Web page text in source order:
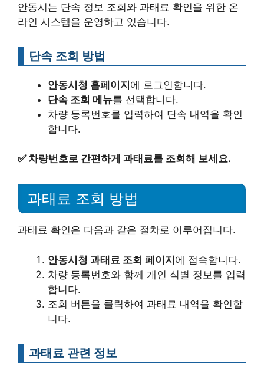
안동시는 단속 정보 조회와 과태료 확인을 위한 온
라인 시스템을 운영하고 있습니다.
단속 조회 방법
안동시청 홈페이지에 로그인합니다.
단속 조회 메뉴를 선택합니다.
차량 등록번호를 입력하여 단속 내역을 확인
합니다.
✅ 차량번호로 간편하게 과태료를 조회해 보세요.
과태료 조회 방법
과태료 확인은 다음과 같은 절차로 이루어집니다.
안동시청 과태료 조회 페이지에 접속합니다.
차량 등록번호와 함께 개인 식별 정보를 입력
합니다.
조회 버튼을 클릭하여 과태료 내역을 확인합
니다.
과태료 관련 정보